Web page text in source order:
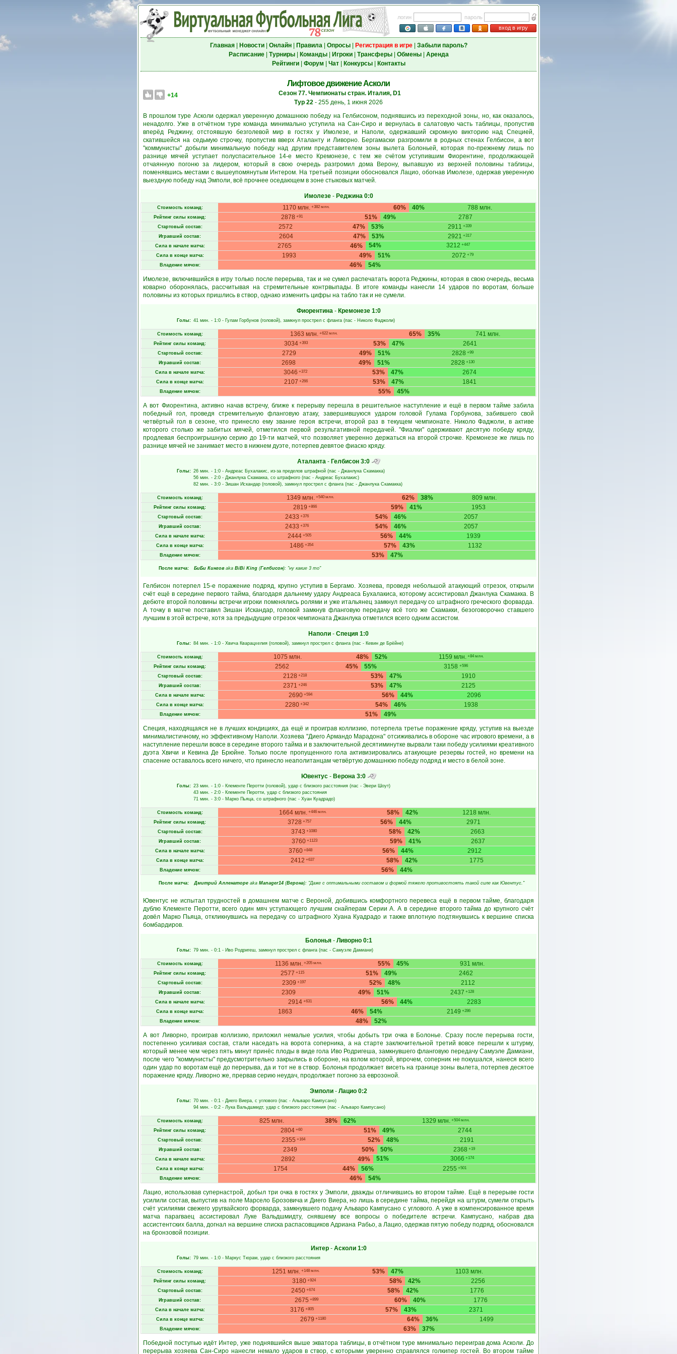
логин
пароль
вход в игру
Главная| Новости| Онлайн| Правила| Опросы| Регистрация в игре| Забыли пароль?
Расписание| Турниры| Команды| Игроки| Трансферы| Обмены| Аренда
Рейтинги| Форум Чат| Конкурсы| Контакты
Лифтовое движение Асколи
+14
Сезон 77. Чемпионаты стран. Италия, D1
Тур 22 - 255 день, 1 июня 2026
В прошлом туре Асколи одержал уверенную домашнюю победу на Гелбисоном, поднявшись из переходной зоны, но, как оказалось,
ненадолго. Уже в отчётном туре команда минимально уступила на Сан-Сиро и вернулась в салатовую часть таблицы, пропустив
вперёд Реджину, отстоявшую безголевой мир в гостях у Имолезе, и Наполи, одержавший скромную викторию над Специей,
скатившейся на седьмую строчку, пропустив вверх Аталанту и Ливорно. Бергамаски разгромили в родных стенах Гелбисон, а вот
"коммунисты" добыли минимальную победу над другим представителем зоны вылета Болоньей, которая по-прежнему лишь по
разнице мячей уступает полуспасительное 14-е место Кремонезе, с тем же счётом уступившим Фиорентине, продолжающей
отчаянную погоню за лидером, который в свою очередь разгромил дома Верону, выпавшую из верхней половины таблицы,
поменявшись местами с вышеупомянутым Интером. На третьей позиции обосновался Лацио, обогнав Имолезе, одержав уверенную
выездную победу над Эмполи, всё прочнее оседающем в зоне стыковых матчей.
Имолезе- Реджина 0:0
Стоимость команд: 60%
1170 млн. +382 млн. 40% 788 млн.
Рейтинг силы команд: 51%
2878 +91 49% 2787
Стартовый состав: 47%
2572 53% 2911 +339
Игравший состав: 47%
2604 53% 2921 +317
Сила в начале матча: 46%
2765 54% 3212 +447
Сила в конце матча: 49%
1993 51% 2072 +79
Владение мячом: 46%
54%
Имолезе, включившийся в игру только после перерыва, так и не сумел распечатать ворота Реджины, которая в свою очередь, весьма
коварно оборонялась, рассчитывая на стремительные контрвыпады. В итоге команды нанесли 14 ударов по воротам, больше
половины из которых пришлись в створ, однако изменить цифры на табло так и не сумели.
Фиорентина- Кремонезе 1:0
Голы: 41 мин. - 1:0 - Гулам Горбунов (головой), замкнул прострел с фланга (пас - Николо Фаджоли)
Стоимость команд: 65%
1363 млн. +622 млн. 35% 741 млн.
Рейтинг силы команд: 53%
3034 +393 47% 2641
Стартовый состав: 49%
2729 51% 2828 +99
Игравший состав: 49%
2698 51% 2828 +130
Сила в начале матча: 53%
3046 +372 47% 2674
Сила в конце матча: 53%
2107 +266 47% 1841
Владение мячом: 55%
45%
А вот Фиорентина, активно начав встречу, ближе к перерыву перешла в решительное наступление и ещё в первом тайме забила
победный гол, проведя стремительную фланговую атаку, завершившуюся ударом головой Гулама Горбунова, забившего свой
четвёртый гол в сезоне, что принесло ему звание героя встречи, второй раз в текущем чемпионате. Николо Фаджоли, в активе
которого столько же забитых мячей, отметился первой результативной передачей. "Фиалки" одерживают десятую победу кряду,
продлевая беспроигрышную серию до 19-ти матчей, что позволяет уверенно держаться на второй строчке. Кремонезе же лишь по
разнице мячей не занимает место в нижнем дуэте, потерпев девятое фиаско кряду.
Аталанта- Гелбисон 3:0
Голы: 26 мин. - 1:0 - Андреас Бухалакис, из-за пределов штрафной (пас - Джанлука Скамакка)
56 мин. - 2:0 - Джанлука Скамакка, со штрафного (пас - Андреас Бухалакис)
82 мин. - 3:0 - Зишан Искандар (головой), замкнул прострел с фланга (пас - Джанлука Скамакка)
Стоимость команд: 62%
1349 млн. +540 млн. 38% 809 млн.
Рейтинг силы команд: 59%
2819 +866 41% 1953
Стартовый состав: 54%
2433 +376 46% 2057
Игравший состав: 54%
2433 +376 46% 2057
Сила в начале матча: 56%
2444 +505 44% 1939
Сила в конце матча: 57%
1486 +354 43% 1132
Владение мячом: 53% 47%
После матча: БиБи Кингов aka BiBi King (Гелбисон): "ну какие 3 то"
Гелбисон потерпел 15-е поражение подряд, крупно уступив в Бергамо. Хозяева, проведя небольшой атакующий отрезок, открыли
счёт ещё в середине первого тайма, благодаря дальнему удару Андреаса Бухалакиса, которому ассистировал Джанлука Скамакка. В
дебюте второй половины встречи игроки поменялись ролями и уже итальянец замкнул передачу со штрафного греческого форварда.
А точку в матче поставил Зишан Искандар, головой замкнув фланговую передачу всё того же Скамакки, безоговорочно ставшего
лучшим в этой встрече, хотя за предыдущие отрезок чемпионата Джанлука отметился всего одним ассистом.
Наполи - Специя 1:0
Голы: 84 мин. - 1:0 - Хвича Кварацхелия (головой), замкнул прострел с фланга (пас - Кевин де Брёйне)
Стоимость команд: 48%
1075 млн. 52% 1159 млн. +84 млн.
Рейтинг силы команд: 45%
2562 55% 3158 +596
Стартовый состав: 53%
2128 +218 47% 1910
Игравший состав: 53%
2371 +246 47% 2125
Сила в начале матча: 56%
2690+594 44% 2096
Сила в конце матча: 54%
2280 +342 46% 1938
Владение мячом: 51%
49%
Специя, находящаяся не в лучших кондициях, да ещё и проиграв коллизию, потерпела третье поражение кряду, уступив на выезде
минималистичному, но эффективному Наполи. Хозяева "Диего Армандо Марадона" отсиживались в обороне час игрового времени, а в
наступление перешли вовсе в середине второго тайма и в заключительной десятиминутке вырвали таки победу усилиями креативного
дуэта Хвичи и Кевина Де Брюйне. Только после пропущенного гола активизировались атакующие резервы гостей, но времени на
спасение оставалось всего ничего, что принесло неаполитанцам четвёртую домашнюю победу подряд и место в белой зоне.
Ювентус- Верона 3:0
Голы: 23 мин. - 1:0 - Клементе Перотти (головой), удар с близкого расстояния (пас - Эвери Шоут)
43 мин. - 2:0 - Клементе Перотти, удар с близкого расстояния
71 мин. - 3:0 - Марко Пьяца, со штрафного (пас - Хуан Куадрадо)
Стоимость команд: 58%
1664 млн. +446 млн. 42% 1218 млн.
Рейтинг силы команд: 56%
3728 +757 44% 2971
Стартовый состав: 58%
3743 +1080 42% 2663
Игравший состав: 59%
3760+1123 41% 2637
Сила в начале матча: 56%
3760 +848 44% 2912
Сила в конце матча: 58%
2412 +637 42% 1775
Владение мячом: 56% 44%
После матча: Дмитрий Алленаторе aka Manager14 (Верона): "Даже с оптимальными составом и формой тяжело противостоять такой силе как Ювентус."
Ювентус не испытал трудностей в домашнем матче с Вероной, добившись комфортного перевеса ещё в первом тайме, благодаря
дублю Клементе Перотти, всего один мяч уступающего лучшим снайперам Серии А. А в середине второго тайма до крупного счёт
довёл Марко Пьяца, откликнувшись на передачу со штрафного Хуана Куадрадо и также вплотную подтянувшись к вершине списка
бомбардиров.
Болонья- Ливорно 0:1
Голы: 79 мин. - 0:1 - Иво Родригеш, замкнул прострел с фланга (пас - Самуэле Дамиани)
Стоимость команд: 55%
1136 млн. +205 млн. 45% 931 млн.
Рейтинг силы команд: 51%
2577 +115 49% 2462
Стартовый состав: 52%
2309 +197 48% 2112
Игравший состав: 49%
2309 51% 2437 +128
Сила в начале матча: 56%
2914 +631 44% 2283
Сила в конце матча: 46%
1863 54% 2149 +286
Владение мячом: 48%
52%
А вот Ливорно, проиграв коллизию, приложил немалые усилия, чтобы добыть три очка в Болонье. Сразу после перерыва гости,
постепенно усиливая состав, стали наседать на ворота соперника, а на старте заключительной третий вовсе перешли к штурму,
который менее чем через пять минут принёс плоды в виде гола Иво Родригеша, замкнувшего фланговую передачу Самуэле Дамиани,
после чего "коммунисты" предусмотрительно закрылись в обороне, на взлом которой, впрочем, соперник не покушался, нанеся всего
один удар по воротам ещё до перерыва, да и тот не в створ. Болонья продолжает висеть на границе зоны вылета, потерпев десятое
поражение кряду. Ливорно же, прервав серию неудач, продолжает погоню за еврозоной.
Эмполи - Лацио 0:2
Голы: 70 мин. - 0:1 - Диего Виера, с углового (пас - Альваро Кампусано)
94 мин. - 0:2 - Лука Вальдшмидт, удар с близкого расстояния (пас - Альваро Кампусано)
Стоимость команд: 38%
825 млн. 62% 1329 млн. +504 млн.
Рейтинг силы команд: 51%
2804 +60 49% 2744
Стартовый состав: 52%
2355 +164 48% 2191
Игравший состав: 50%
2349 50% 2368 +19
Сила в начале матча: 49%
2892 51% 3066 +174
Сила в конце матча: 44%
1754 56% 2255 +501
Владение мячом: 46%
54%
Лацио, использовав супернастрой, добыл три очка в гостях у Эмполи, дважды отличившись во втором тайме. Ещё в перерыве гости
усилили состав, выпустив на поле Марсело Брозовича и Диего Виера, но лишь в середине тайма, перейдя на штурм, сумели открыть
счёт усилиями свежего уругвайского форварда, замкнувшего подачу Альваро Кампусано с углового. А уже в компенсированное время
матча парагваец ассистировал Луке Вальдшмидту, снявшему все вопросы о победителе встречи. Кампусано, набрав два
ассистентских балла, догнал на вершине списка распасовщиков Адриана Рабьо, а Лацио, одержав пятую победу подряд, обосновался
на бронзовой позиции.
Интер- Асколи 1:0
Голы: 79 мин. - 1:0 - Маркус Тюрам, удар с близкого расстояния
Стоимость команд: 53%
1251 млн. +148 млн. 47% 1103 млн.
Рейтинг силы команд: 58%
3180 +924 42% 2256
Стартовый состав: 58%
2450 +674 42% 1776
Игравший состав: 60%
2675 +899 40% 1776
Сила в начале матча: 57%
3176 +805 43% 2371
Сила в конце матча: 64%
2679 +1180 36% 1499
Владение мячом: 63%
37%
Победной поступью идёт Интер, уже поднявшийся выше экватора таблицы, в отчётном туре минимально переиграв дома Асколи. До
перерыва хозяева Сан-Сиро нанесли немало ударов в створ, с которыми уверенно справлялся голкипер гостей. Во втором тайме